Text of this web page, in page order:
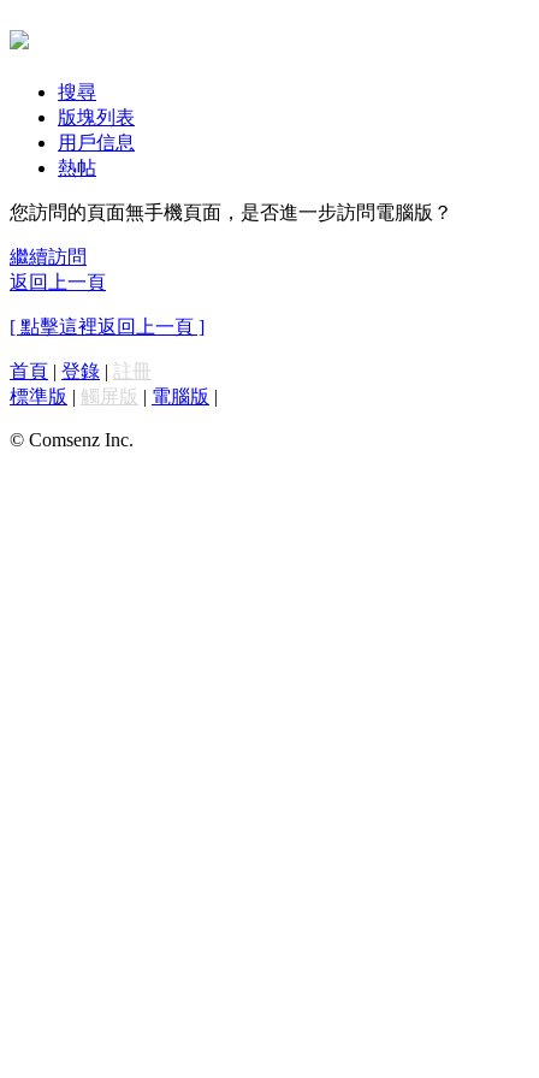
搜尋
版塊列表
用戶信息
熱帖
您訪問的頁面無手機頁面，是否進一步訪問電腦版？
繼續訪問
返回上一頁
[ 點擊這裡返回上一頁 ]
首頁 | 登錄 | 註冊
標準版 | 觸屏版 | 電腦版 |
© Comsenz Inc.